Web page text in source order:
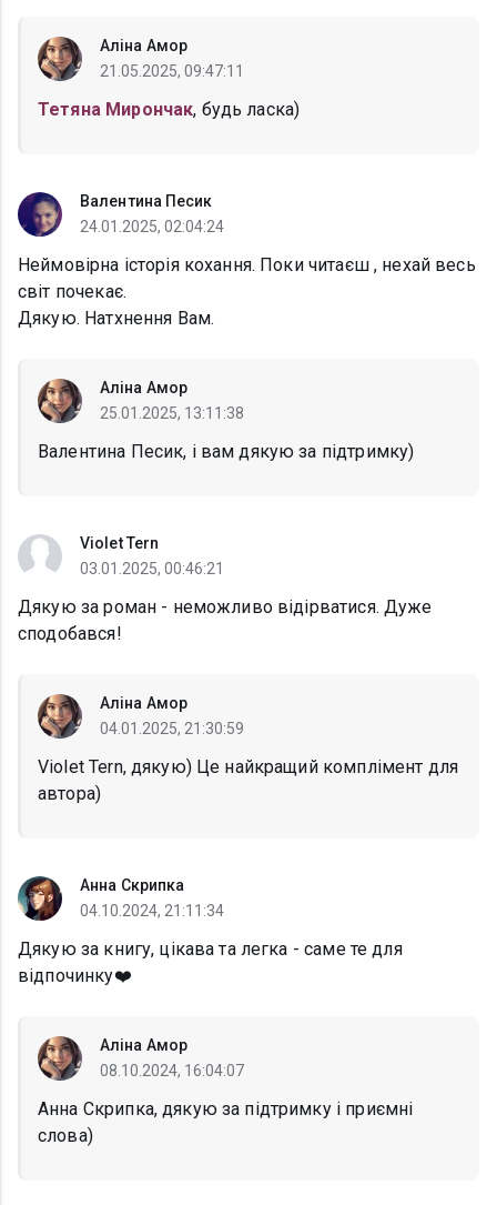
Аліна Амор
21.05.2025, 09:47:11
Тетяна Мирончак, будь ласка)
Валентина Песик
24.01.2025, 02:04:24
Неймовірна історія кохання. Поки читаєш , нехай весь
світ почекає.
Дякую. Натхнення Вам.
Аліна Амор
25.01.2025, 13:11:38
Валентина Песик, і вам дякую за підтримку)
Violet Tern
03.01.2025, 00:46:21
Дякую за роман - неможливо відірватися. Дуже
сподобався!
Аліна Амор
04.01.2025, 21:30:59
Violet Tern, дякую) Це найкращий комплімент для
автора)
Анна Скрипка
04.10.2024, 21:11:34
Дякую за книгу, цікава та легка - саме те для
відпочинку❤️
Аліна Амор
08.10.2024, 16:04:07
Анна Скрипка, дякую за підтримку і приємні
слова)